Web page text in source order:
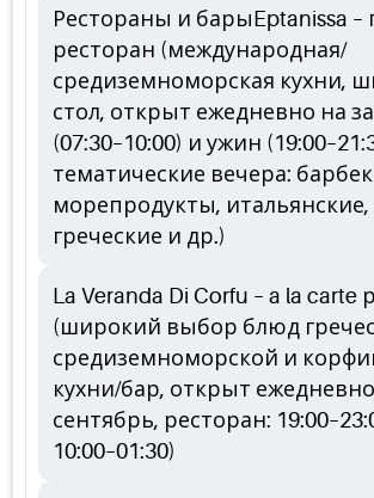
Рестораны и барыEptanissa –
ресторан (международная/
средиземноморская кухни,
стол, открыт ежедневно на
(07:30–10:00) и ужин
тематические вечера:
морепродукты, итальянские,
греческие и др.)
La Veranda Di Corfu – a la carte
(широкий выбор блюд
средиземноморской и
кухни/бар, открыт
сентябрь, ресторан:
10:00–01:30)